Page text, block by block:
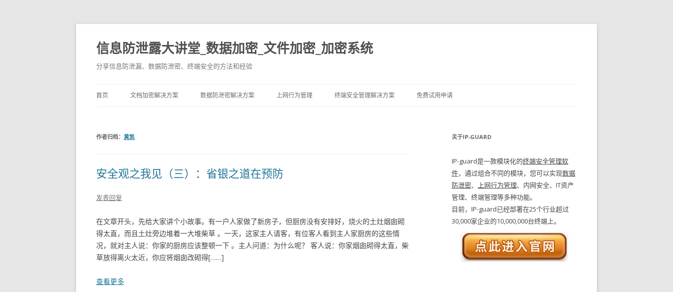
信息防泄露大讲堂_数据加密_文件加密_加密系统
分享信息防泄漏、数据防泄密、终端安全的方法和经验
首页 文档加密解决方案 数据防泄密解决方案 上网行为管理 终端安全管理解决方案 免费试用申请
作者归档： 黄凯
安全观之我见（三）：省银之道在预防
发表回复
在文章开头，先给大家讲个小故事。有一户人家做了新房子，但厨房没有安排好，烧火的土灶烟囱砌
得太直，而且土灶旁边堆着一大堆柴草 。一天，这家主人请客，有位客人看到主人家厨房的这些情
况，就对主人说：你家的厨房应该整顿一下 。主人问道：为什么呢？ 客人说：你家烟囱砌得太直，柴
草放得离火太近，你应将烟囱改砌得[……]
查看更多
关于IP-GUARD
IP-guard是一款模块化的终端安全管理软
件，通过组合不同的模块，您可以实现数据
防泄密、 上网行为管理、内网安全、IT资产
管理、终端管理等多种功能。
目前，IP-guard已经部署在25个行业超过
30,000家企业的10,000,000台终端上。